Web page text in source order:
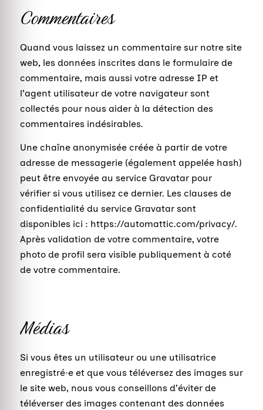
Commentaires
Quand vous laissez un commentaire sur notre site
web, les données inscrites dans le formulaire de
commentaire, mais aussi votre adresse IP et
l’agent utilisateur de votre navigateur sont
collectés pour nous aider à la détection des
commentaires indésirables.
Une chaîne anonymisée créée à partir de votre
adresse de messagerie (également appelée hash)
peut être envoyée au service Gravatar pour
vérifier si vous utilisez ce dernier. Les clauses de
confidentialité du service Gravatar sont
disponibles ici : https://automattic.com/privacy/.
Après validation de votre commentaire, votre
photo de profil sera visible publiquement à coté
de votre commentaire.
Médias
Si vous êtes un utilisateur ou une utilisatrice
enregistré·e et que vous téléversez des images sur
le site web, nous vous conseillons d’éviter de
téléverser des images contenant des données